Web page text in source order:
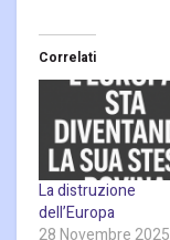
Correlati
La distruzione
dell’Europa